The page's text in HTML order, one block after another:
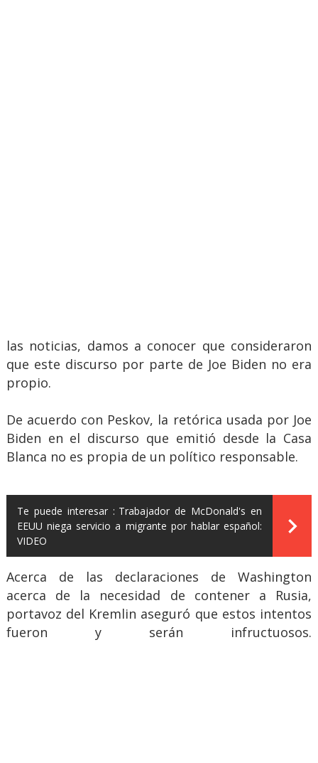
las noticias, damos a conocer que consideraron
que este discurso por parte de Joe Biden no era
propio.
De acuerdo con Peskov, la retórica usada por Joe
Biden en el discurso que emitió desde la Casa
Blanca no es propia de un político responsable.
Te puede interesar : Trabajador de McDonald's en
EEUU niega servicio a migrante por hablar español:
VIDEO
Acerca de las declaraciones de Washington
acerca de la necesidad de contener a Rusia,
portavoz del Kremlin aseguró que estos intentos
fueron y serán infructuosos.